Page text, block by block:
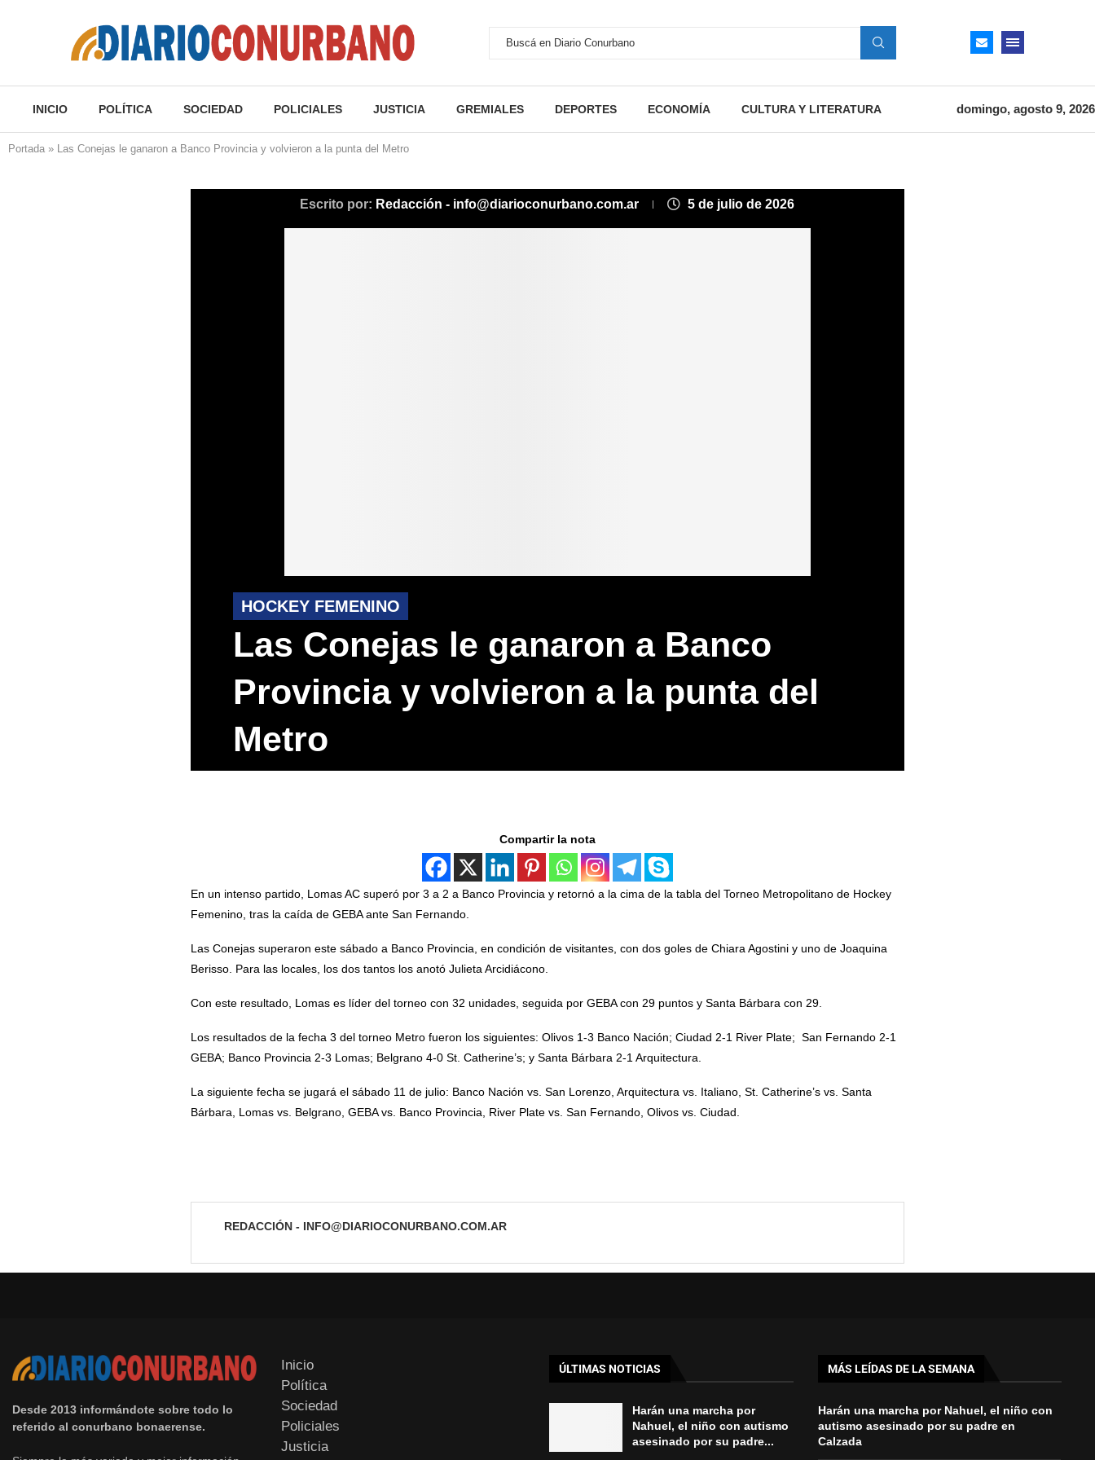
INICIO POLÍTICA SOCIEDAD POLICIALES JUSTICIA GREMIALES DEPORTES ECONOMÍA CULTURA Y LITERATURA domingo, agosto 9, 2026
Portada » Las Conejas le ganaron a Banco Provincia y volvieron a la punta del Metro
Escrito por: Redacción - info@diarioconurbano.com.ar 5 de julio de 2026
HOCKEY FEMENINO
Las Conejas le ganaron a Banco
Provincia y volvieron a la punta del
Metro
Compartir la nota
En un intenso partido, Lomas AC superó por 3 a 2 a Banco Provincia y retornó a la cima de la tabla del Torneo Metropolitano de Hockey
Femenino, tras la caída de GEBA ante San Fernando.
Las Conejas superaron este sábado a Banco Provincia, en condición de visitantes, con dos goles de Chiara Agostini y uno de Joaquina
Berisso. Para las locales, los dos tantos los anotó Julieta Arcidiácono.
Con este resultado, Lomas es líder del torneo con 32 unidades, seguida por GEBA con 29 puntos y Santa Bárbara con 29.
Los resultados de la fecha 3 del torneo Metro fueron los siguientes: Olivos 1-3 Banco Nación; Ciudad 2-1 River Plate; San Fernando 2-1
GEBA; Banco Provincia 2-3 Lomas; Belgrano 4-0 St. Catherine’s; y Santa Bárbara 2-1 Arquitectura.
La siguiente fecha se jugará el sábado 11 de julio: Banco Nación vs. San Lorenzo, Arquitectura vs. Italiano, St. Catherine’s vs. Santa
Bárbara, Lomas vs. Belgrano, GEBA vs. Banco Provincia, River Plate vs. San Fernando, Olivos vs. Ciudad.
REDACCIÓN - INFO@DIARIOCONURBANO.COM.AR
Desde 2013 informándote sobre todo lo
referido al conurbano bonaerense.
Inicio
Política
Sociedad
Policiales
Justicia
ÚLTIMAS NOTICIAS
Harán una marcha por
Nahuel, el niño con autismo
asesinado por su padre...
MÁS LEÍDAS DE LA SEMANA
Harán una marcha por Nahuel, el niño con
autismo asesinado por su padre en
Calzada